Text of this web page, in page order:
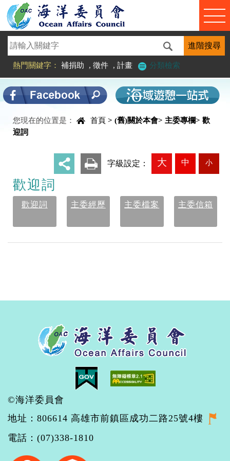
進入內容區塊
熱門關鍵字： 補捐助 , 徵件 , 計畫 分類檢索
您現在的位置是： 首頁 > (舊)關於本會> 主委專欄> 歡
迎詞
字級設定： 大 中 小
歡迎詞
中央內容區塊
歡迎詞 主委經歷 主委檔案 主委信箱
©海洋委員會
地址：806614 高雄市前鎮區成功二路25號4樓
電話：(07)338-1810